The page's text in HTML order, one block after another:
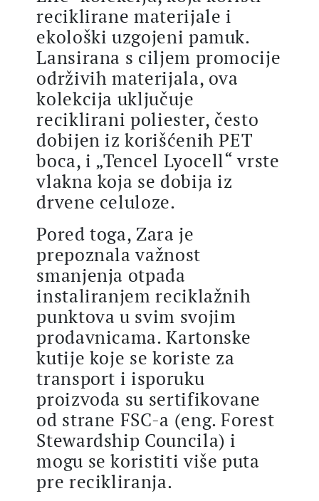
reciklirane materijale i
ekološki uzgojeni pamuk.
Lansirana s ciljem promocije
održivih materijala, ova
kolekcija uključuje
reciklirani poliester, često
dobijen iz korišćenih PET
boca, i „Tencel Lyocell“ vrste
vlakna koja se dobija iz
drvene celuloze.
Pored toga, Zara je
prepoznala važnost
smanjenja otpada
instaliranjem reciklažnih
punktova u svim svojim
prodavnicama. Kartonske
kutije koje se koriste za
transport i isporuku
proizvoda su sertifikovane
od strane FSC-a (eng. Forest
Stewardship Councila) i
mogu se koristiti više puta
pre recikliranja.